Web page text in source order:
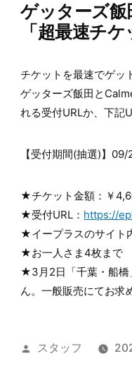
ゲッターズ
「超最速チ
チケットを最速でゲッ
ゲッターズ飯田と
れる受付URLか、下記
【受付期間(抽選)】
★チケット金額：￥
★受付URL： https://
★イープラスのサイト
★お一人さま4枚まで
★3月2日「千葉・船橋
ん。一般販売にてお求
投
スタッフ